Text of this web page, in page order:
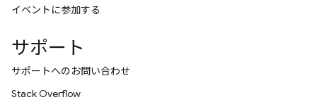
イベントに参加する
サポート
サポートへのお問い合わせ
Stack Overflow